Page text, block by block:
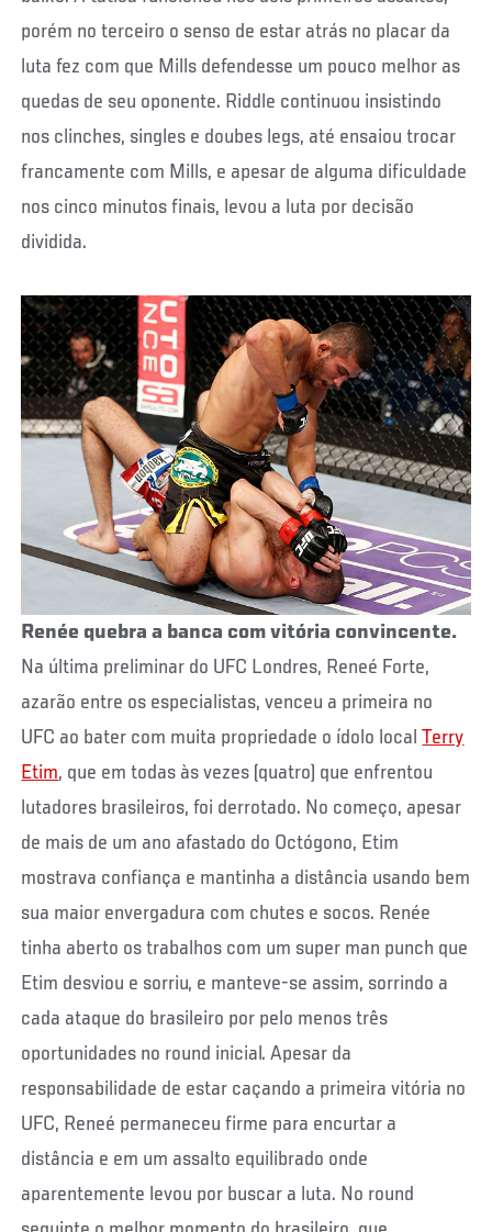
porém no terceiro o senso de estar atrás no placar da
luta fez com que Mills defendesse um pouco melhor as
quedas de seu oponente. Riddle continuou insistindo
nos clinches, singles e doubes legs, até ensaiou trocar
francamente com Mills, e apesar de alguma dificuldade
nos cinco minutos finais, levou a luta por decisão
dividida.
Renée quebra a banca com vitória convincente.
Na última preliminar do UFC Londres, Reneé Forte,
azarão entre os especialistas, venceu a primeira no
UFC ao bater com muita propriedade o ídolo localTerry
Etim, que em todas às vezes (quatro) que enfrentou
lutadores brasileiros, foi derrotado. No começo, apesar
de mais de um ano afastado do Octógono, Etim
mostrava confiança e mantinha a distância usando bem
sua maior envergadura com chutes e socos. Renée
tinha aberto os trabalhos com um super man punch que
Etim desviou e sorriu, e manteve-se assim, sorrindo a
cada ataque do brasileiro por pelo menos três
oportunidades no round inicial. Apesar da
responsabilidade de estar caçando a primeira vitória no
UFC, Reneé permaneceu firme para encurtar a
distância e em um assalto equilibrado onde
aparentemente levou por buscar a luta. No round